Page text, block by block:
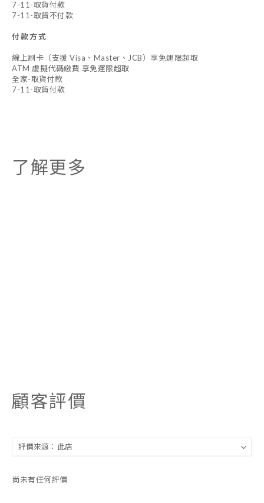
7-11-取貨付款
7-11-取貨不付款
付款方式
線上刷卡（支援 Visa、Master、JCB）享免運限超取
ATM 虛擬代碼繳費 享免運限超取
全家-取貨付款
7-11-取貨付款
了解更多
顧客評價
尚未有任何評價